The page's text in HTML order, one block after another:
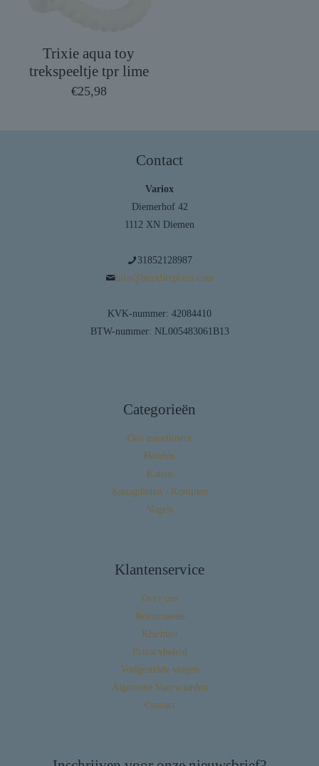
Trixie aqua toy
trekspeeltje tpr lime
€25,98
Contact
Variox
Diemerhof 42
1112 XN Diemen
31852128987
info@huisdierplaza.com
KVK-nummer: 42084410
BTW-nummer: NL005483061B13
Categorieën
Ons assortiment
Honden
Katten
Knaagdieren / Konijnen
Vogels
Klantenservice
Over ons
Retourneren
Klachten
Privacybeleid
Veelgestelde vragen
Algemene Voorwaarden
Contact